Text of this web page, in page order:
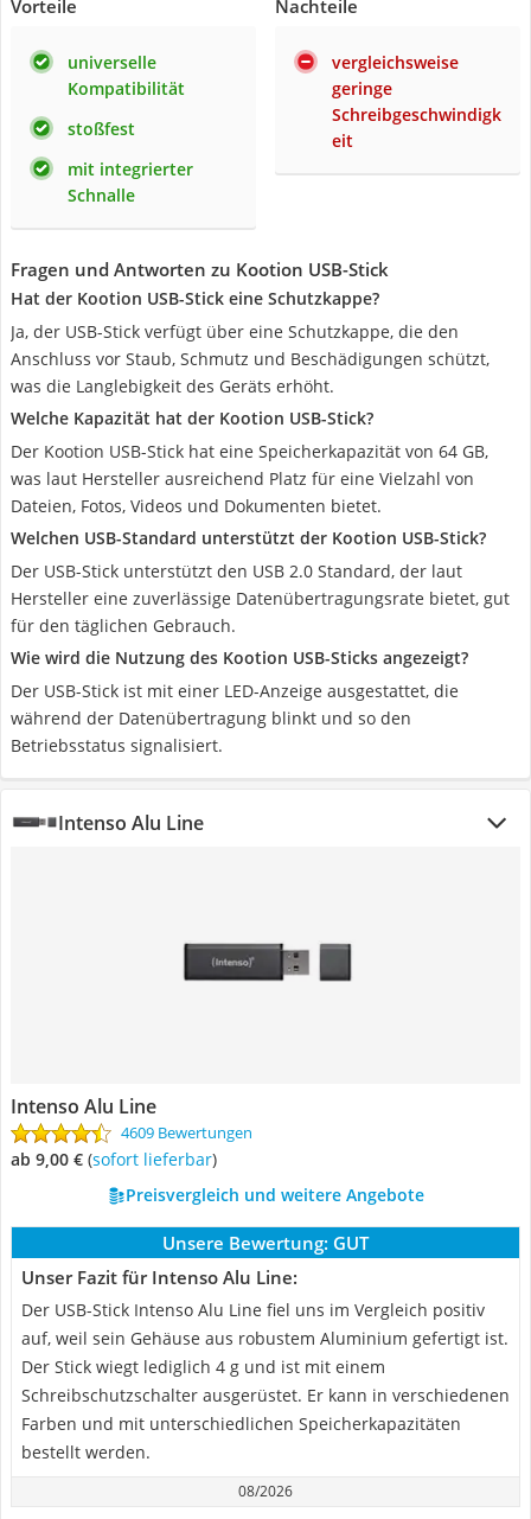
Vorteile
universelle
Kompatibilität
stoßfest
mit integrierter
Schnalle
Nachteile
vergleichsweise
geringe
Schreibgeschwindigk
eit
Fragen und Antworten zu Kootion USB-Stick
Hat der Kootion USB-Stick eine Schutzkappe?
Ja, der USB-Stick verfügt über eine Schutzkappe, die den
Anschluss vor Staub, Schmutz und Beschädigungen schützt,
was die Langlebigkeit des Geräts erhöht.
Welche Kapazität hat der Kootion USB-Stick?
Der Kootion USB-Stick hat eine Speicherkapazität von 64 GB,
was laut Hersteller ausreichend Platz für eine Vielzahl von
Dateien, Fotos, Videos und Dokumenten bietet.
Welchen USB-Standard unterstützt der Kootion USB-Stick?
Der USB-Stick unterstützt den USB 2.0 Standard, der laut
Hersteller eine zuverlässige Datenübertragungsrate bietet, gut
für den täglichen Gebrauch.
Wie wird die Nutzung des Kootion USB-Sticks angezeigt?
Der USB-Stick ist mit einer LED-Anzeige ausgestattet, die
während der Datenübertragung blinkt und so den
Betriebsstatus signalisiert.
Intenso Alu Line
Intenso Alu Line
4609 Bewertungen
ab 9,00 € ( Sofort lieferbar)
Preisvergleich und weitere Angebote
Unsere Bewertung: GUT
Unser Fazit für Intenso Alu Line:
Der USB-Stick Intenso Alu Line fiel uns im Vergleich positiv
auf, weil sein Gehäuse aus robustem Aluminium gefertigt ist.
Der Stick wiegt lediglich 4 g und ist mit einem
Schreibschutzschalter ausgerüstet. Er kann in verschiedenen
Farben und mit unterschiedlichen Speicherkapazitäten
bestellt werden.
08/2026